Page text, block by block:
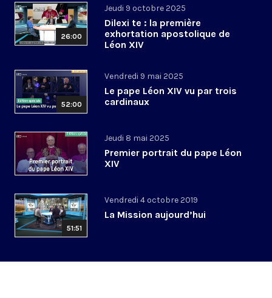
26:00
Jeudi 9 octobre 2025
Dilexi te : la première
exhortation apostolique de
Léon XIV
52:00
Vendredi 9 mai 2025
Le pape Léon XIV vu par trois
cardinaux
Jeudi 8 mai 2025
Premier portrait du pape Léon
XIV
51:51
Vendredi 4 octobre 2019
La Mission aujourd’hui